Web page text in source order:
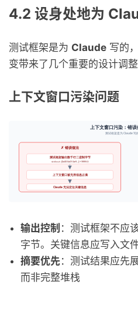
4.2 设身处地为
测试框架是为 Claude 写的
变带来了几个重要的设计调整
上下文窗口污染问题
输出控制 ：测试框架不应
字节。关键信息应写入文
摘要优先：测试结果应先
而非完整堆栈